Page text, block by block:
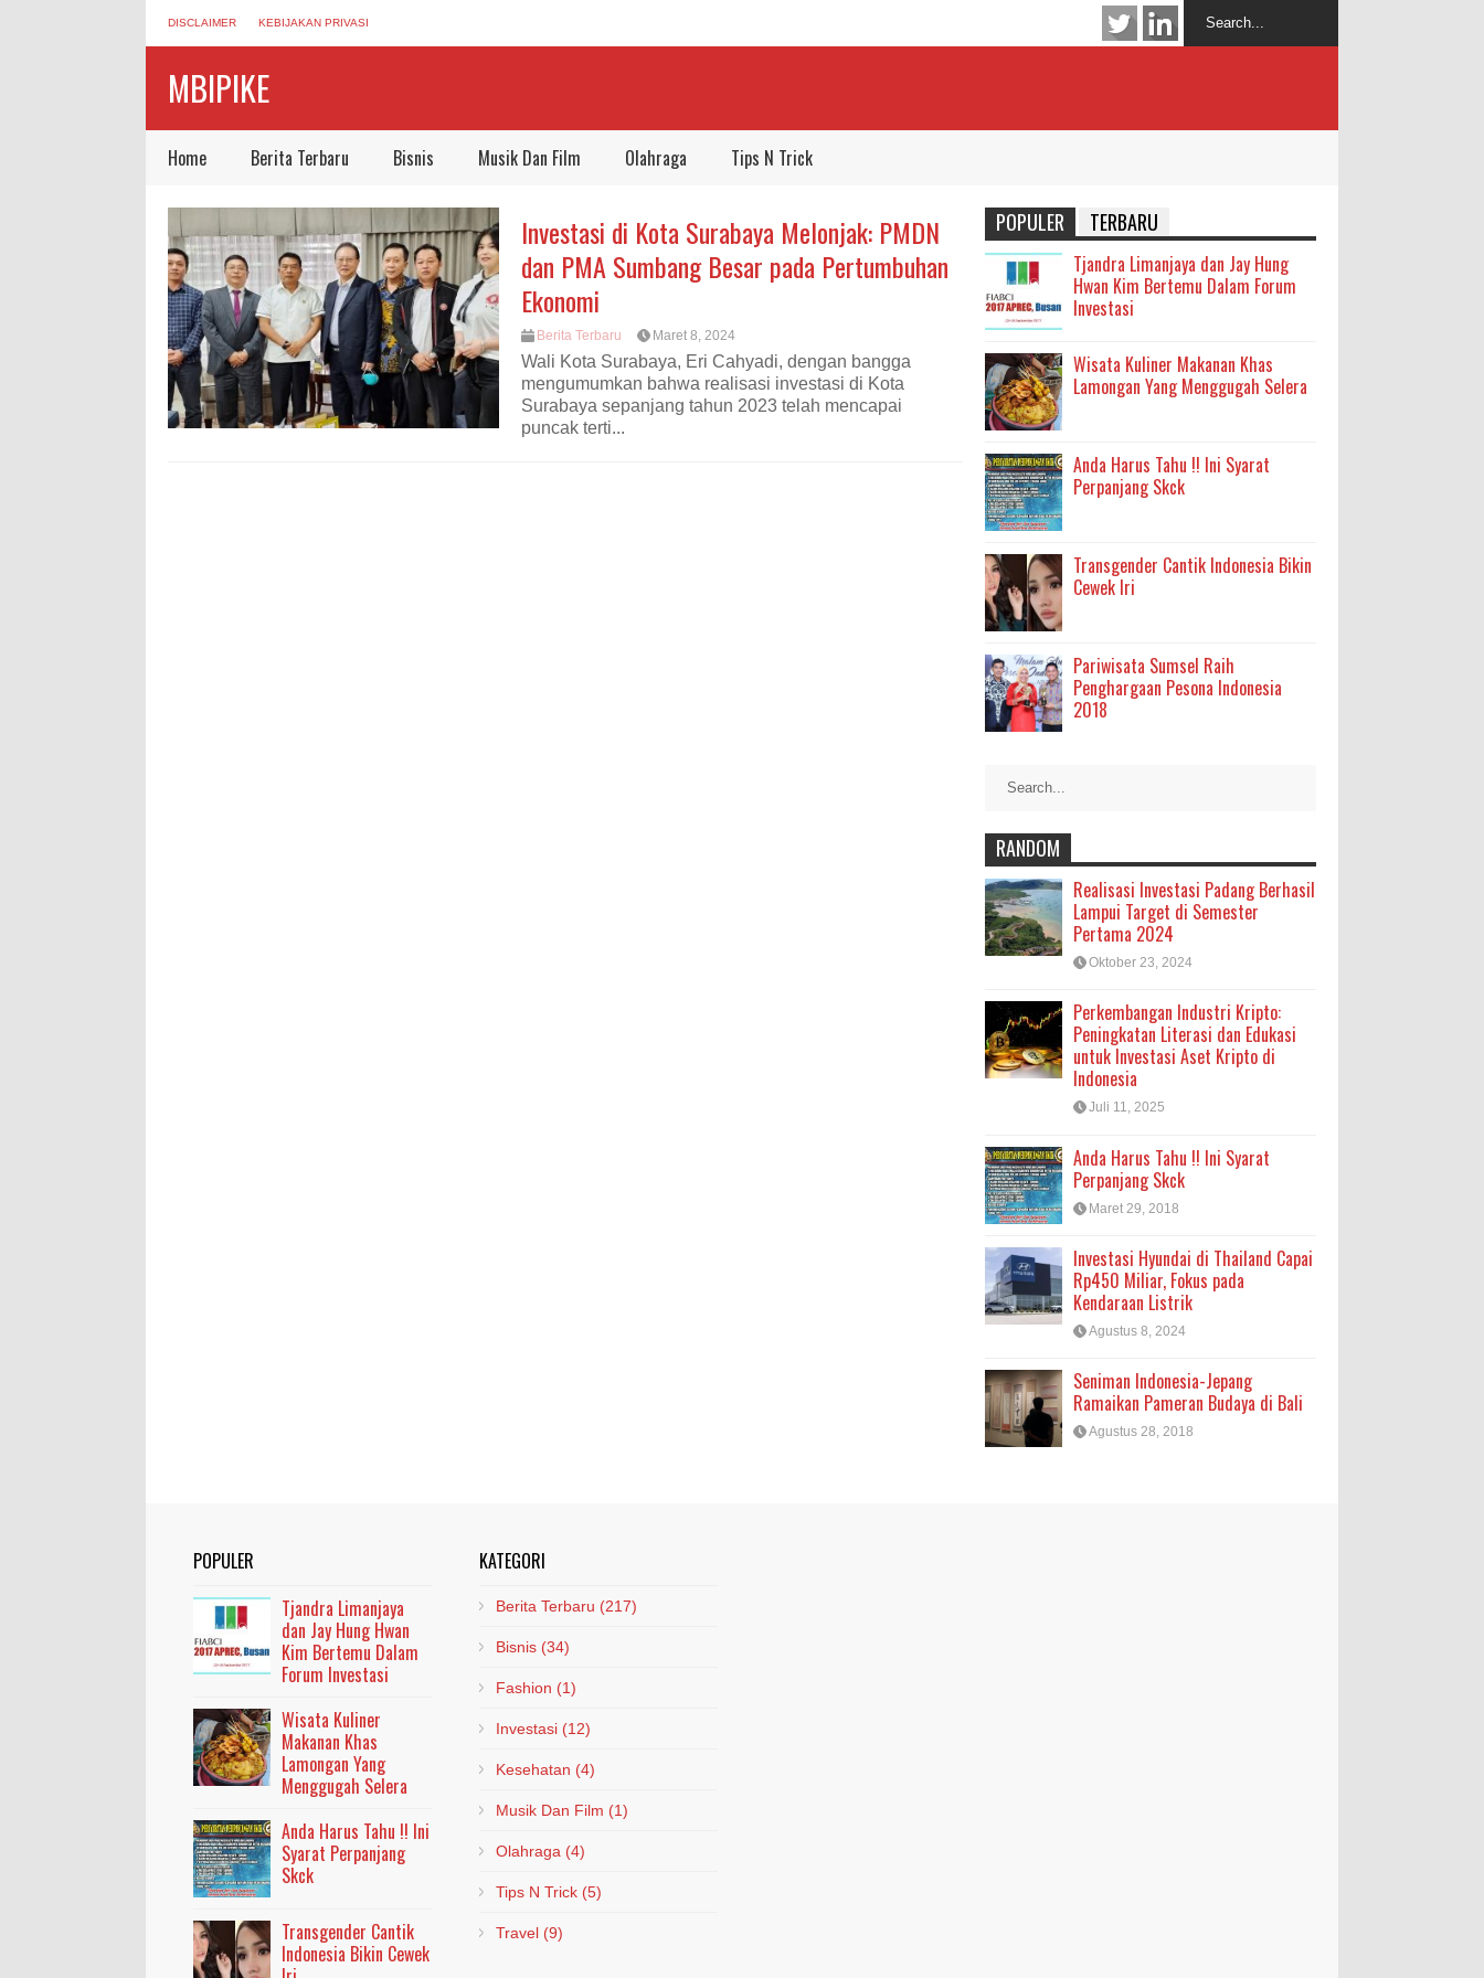
DISCLAIMER KEBIJAKAN PRIVASI
MBIPIKE
Home Berita Terbaru Bisnis Musik Dan Film Olahraga Tips N Trick
Investasi di Kota Surabaya Melonjak: PMDN
dan PMA Sumbang Besar pada Pertumbuhan
Ekonomi
Berita Terbaru Maret 8, 2024
Wali Kota Surabaya, Eri Cahyadi, dengan bangga
mengumumkan bahwa realisasi investasi di Kota
Surabaya sepanjang tahun 2023 telah mencapai
puncak terti...
POPULER TERBARU
Tjandra Limanjaya dan Jay Hung
Hwan Kim Bertemu Dalam Forum
Investasi
Wisata Kuliner Makanan Khas
Lamongan Yang Menggugah Selera
Anda Harus Tahu !! Ini Syarat
Perpanjang Skck
Transgender Cantik Indonesia Bikin
Cewek Iri
Pariwisata Sumsel Raih
Penghargaan Pesona Indonesia
2018
RANDOM
Realisasi Investasi Padang Berhasil
Lampui Target di Semester
Pertama 2024
Oktober 23, 2024
Perkembangan Industri Kripto:
Peningkatan Literasi dan Edukasi
untuk Investasi Aset Kripto di
Indonesia
Juli 11, 2025
Anda Harus Tahu !! Ini Syarat
Perpanjang Skck
Maret 29, 2018
Investasi Hyundai di Thailand Capai
Rp450 Miliar, Fokus pada
Kendaraan Listrik
Agustus 8, 2024
Seniman Indonesia-Jepang
Ramaikan Pameran Budaya di Bali
Agustus 28, 2018
POPULER
Tjandra Limanjaya
dan Jay Hung Hwan
Kim Bertemu Dalam
Forum Investasi
Wisata Kuliner
Makanan Khas
Lamongan Yang
Menggugah Selera
Anda Harus Tahu !! Ini
Syarat Perpanjang
Skck
Transgender Cantik
Indonesia Bikin Cewek
KATEGORI
Berita Terbaru (217)
Bisnis (34)
Fashion (1)
Investasi (12)
Kesehatan (4)
Musik Dan Film (1)
Olahraga (4)
Tips N Trick (5)
Travel (9)